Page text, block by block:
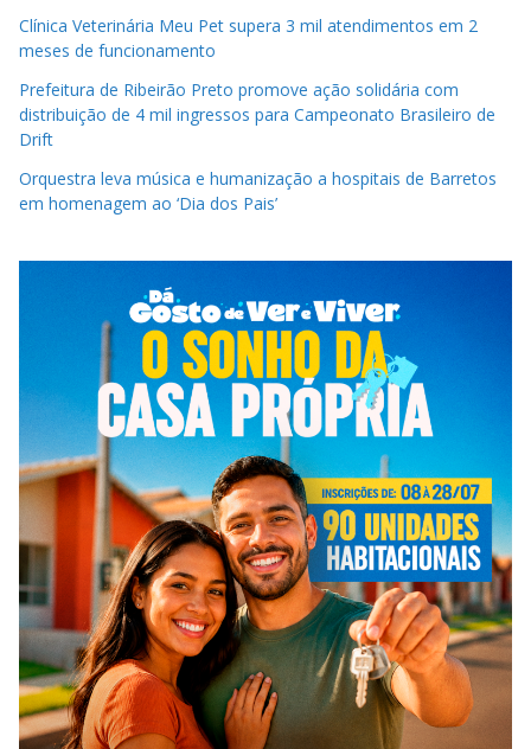
Clínica Veterinária Meu Pet supera 3 mil atendimentos em 2
meses de funcionamento
Prefeitura de Ribeirão Preto promove ação solidária com
distribuição de 4 mil ingressos para Campeonato Brasileiro de
Drift
Orquestra leva música e humanização a hospitais de Barretos
em homenagem ao ‘Dia dos Pais’